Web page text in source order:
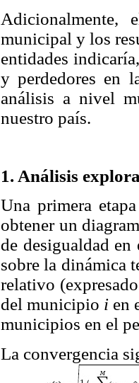
Adicionalmente,
municipal y los
entidades
y perdedores en
análisis a nivel
nuestro país.
1. Análisis
Una primera
obtener un
de desigualdad
sobre la dinámica
relativo
del municipio i en
municipios en el
La convergencia